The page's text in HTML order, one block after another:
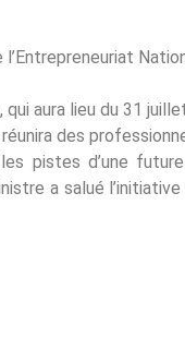
aura lieu du 31
des
pistes d’une
a salué